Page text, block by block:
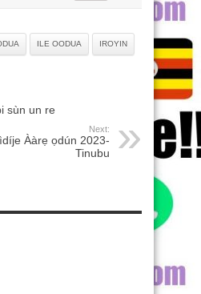
ILE OODUA IROYIN
sùn un re
Next:
Ààrẹ ọdún 2023-
Tinubu